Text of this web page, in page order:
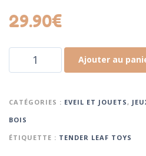
29.90€
Ajouter au
CATÉGORIES : EVEIL ET JOUETS,
BOIS
ÉTIQUETTE : TENDER LEAF TOYS